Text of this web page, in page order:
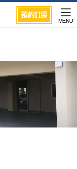
預約訂房
MENU